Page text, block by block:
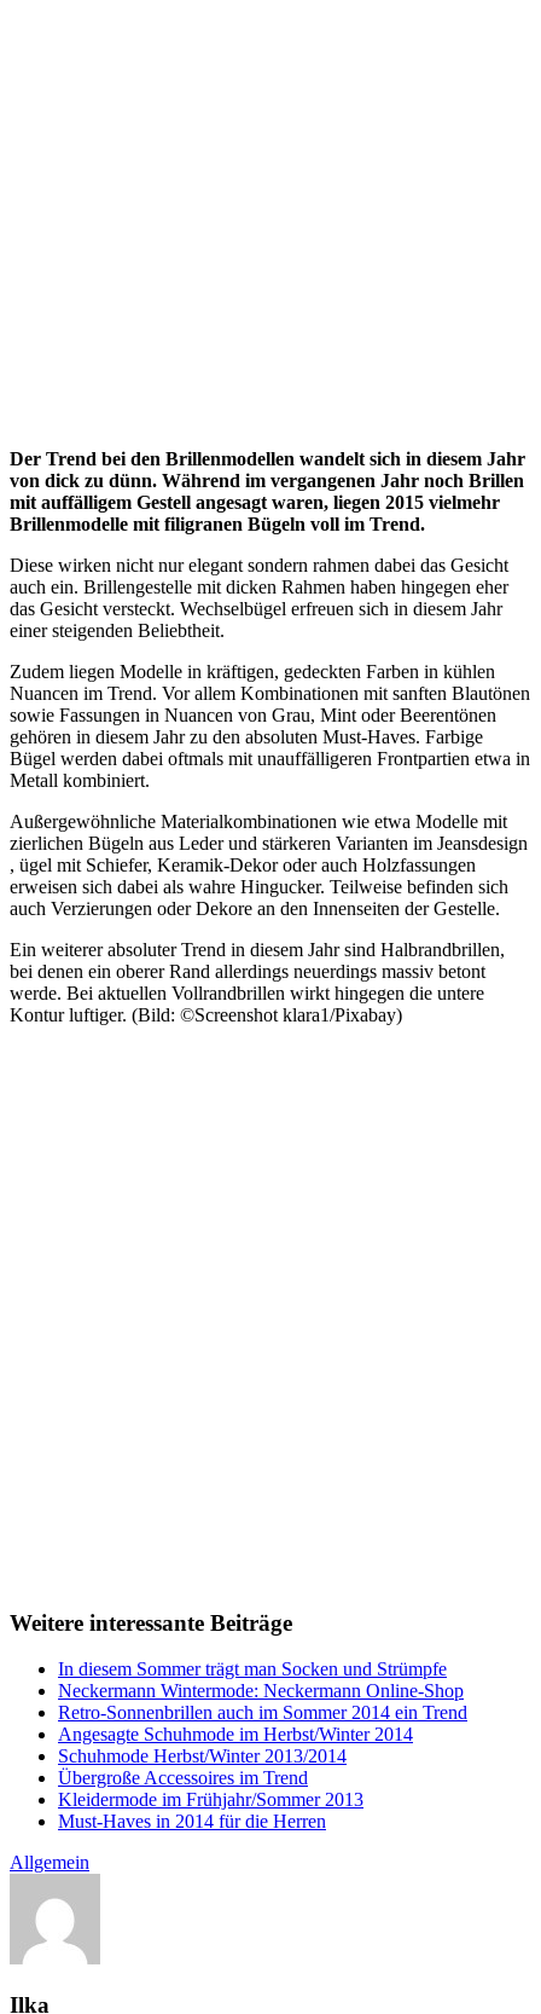
Der Trend bei den Brillenmodellen wandelt sich in diesem Jahr
von dick zu dünn. Während im vergangenen Jahr noch Brillen
mit auffälligem Gestell angesagt waren, liegen 2015 vielmehr
Brillenmodelle mit filigranen Bügeln voll im Trend.
Diese wirken nicht nur elegant sondern rahmen dabei das Gesicht
auch ein. Brillengestelle mit dicken Rahmen haben hingegen eher
das Gesicht versteckt. Wechselbügel erfreuen sich in diesem Jahr
einer steigenden Beliebtheit.
Zudem liegen Modelle in kräftigen, gedeckten Farben in kühlen
Nuancen im Trend. Vor allem Kombinationen mit sanften Blautönen
sowie Fassungen in Nuancen von Grau, Mint oder Beerentönen
gehören in diesem Jahr zu den absoluten Must-Haves. Farbige
Bügel werden dabei oftmals mit unauffälligeren Frontpartien etwa in
Metall kombiniert.
Außergewöhnliche Materialkombinationen wie etwa Modelle mit
zierlichen Bügeln aus Leder und stärkeren Varianten im Jeansdesign
, ügel mit Schiefer, Keramik-Dekor oder auch Holzfassungen
erweisen sich dabei als wahre Hingucker. Teilweise befinden sich
auch Verzierungen oder Dekore an den Innenseiten der Gestelle.
Ein weiterer absoluter Trend in diesem Jahr sind Halbrandbrillen,
bei denen ein oberer Rand allerdings neuerdings massiv betont
werde. Bei aktuellen Vollrandbrillen wirkt hingegen die untere
Kontur luftiger. (Bild: ©Screenshot klara1/Pixabay)
Weitere interessante Beiträge
In diesem Sommer trägt man Socken und Strümpfe
Neckermann Wintermode: Neckermann Online-Shop
Retro-Sonnenbrillen auch im Sommer 2014 ein Trend
Angesagte Schuhmode im Herbst/Winter 2014
Schuhmode Herbst/Winter 2013/2014
Übergroße Accessoires im Trend
Kleidermode im Frühjahr/Sommer 2013
Must-Haves in 2014 für die Herren
Allgemein
Ilka